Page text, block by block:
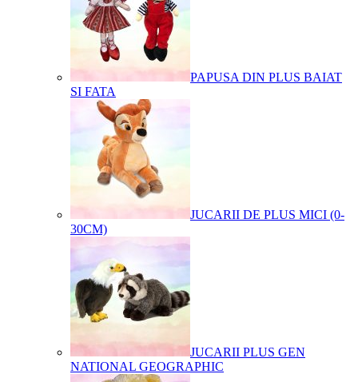
PAPUSA DIN PLUS BAIAT
SI FATA
JUCARII DE PLUS MICI (0-
30CM)
JUCARII PLUS GEN
NATIONAL GEOGRAPHIC